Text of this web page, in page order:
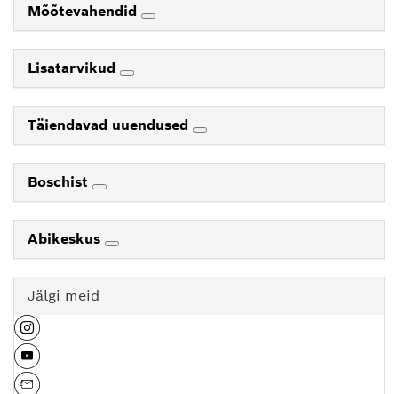
Mõõtevahendid
Lisatarvikud
Täiendavad uuendused
Boschist
Abikeskus
Jälgi meid